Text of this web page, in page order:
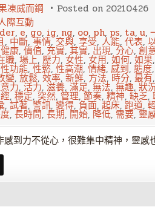
凍威而鋼 Posted on 20210426
際互動
der, e, go, ig, ng, oo, ph, ps, ta, u,
, 中斷,事情,交與, 享受, 人能, 代表,
健康, 價值,充實, 其實, 出現,分心,創
職,場上,壓力,女性,女用,如何,如果
性功能, 性慾,性高潮, 情緒, 感到, 態度,
變,放鬆, 效率, 新鮮, 方法,時分, 最有,
力,活力, 滋養,滿足,無法, 無趣,狀
, 穩定, 突然,管理,節奏, 精神, 缺乏,
, 試著,警訊,變得, 負面,起床,跑道,
, 長時間, 長期, 開始, 降低, 需要,靈
感到力不從心，很難集中精神，靈